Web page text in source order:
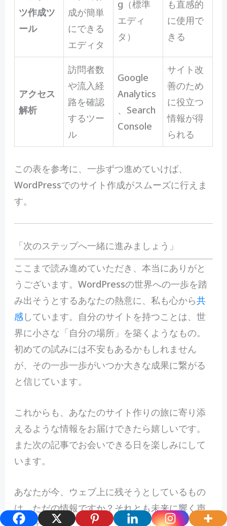
ツ作成ツ
ール
成が簡単
にできる
エディタ
g（標準
エディ
タ）
も直感的
に使用で
きる
アクセス
解析
訪問者数
や流入経
路を確認
するツー
ル
Google
Analytics
、Search
Console
サイト改
善のため
に役立つ
情報が得
られる
この表を参考に、一歩ずつ進めていけば、
WordPressでのサイト作成がスムーズに行えま
す。
「次のステップへ一緒に進みましょう」
ここまで読み進めていただき、本当にありがと
うございます。WordPressの世界への一歩を踏
み出そうとするあなたの熱意に、私も心から共
感しています。自分のサイトを持つことは、世
界に小さな「自分の場所」を築くようなもの。
初めての試みには不安もあるかもしれません
が、その一歩一歩がいつか大きな成果に繋がる
と信じています。
これからも、あなたのサイト作りの旅に寄り添
えるような情報をお届けできたら嬉しいです。
また次の記事でお会いできる日を楽しみにして
います。
あなたが今、ウェブ上に残そうとしているもの
は、ただの情報ですか？それとも未来に響く声